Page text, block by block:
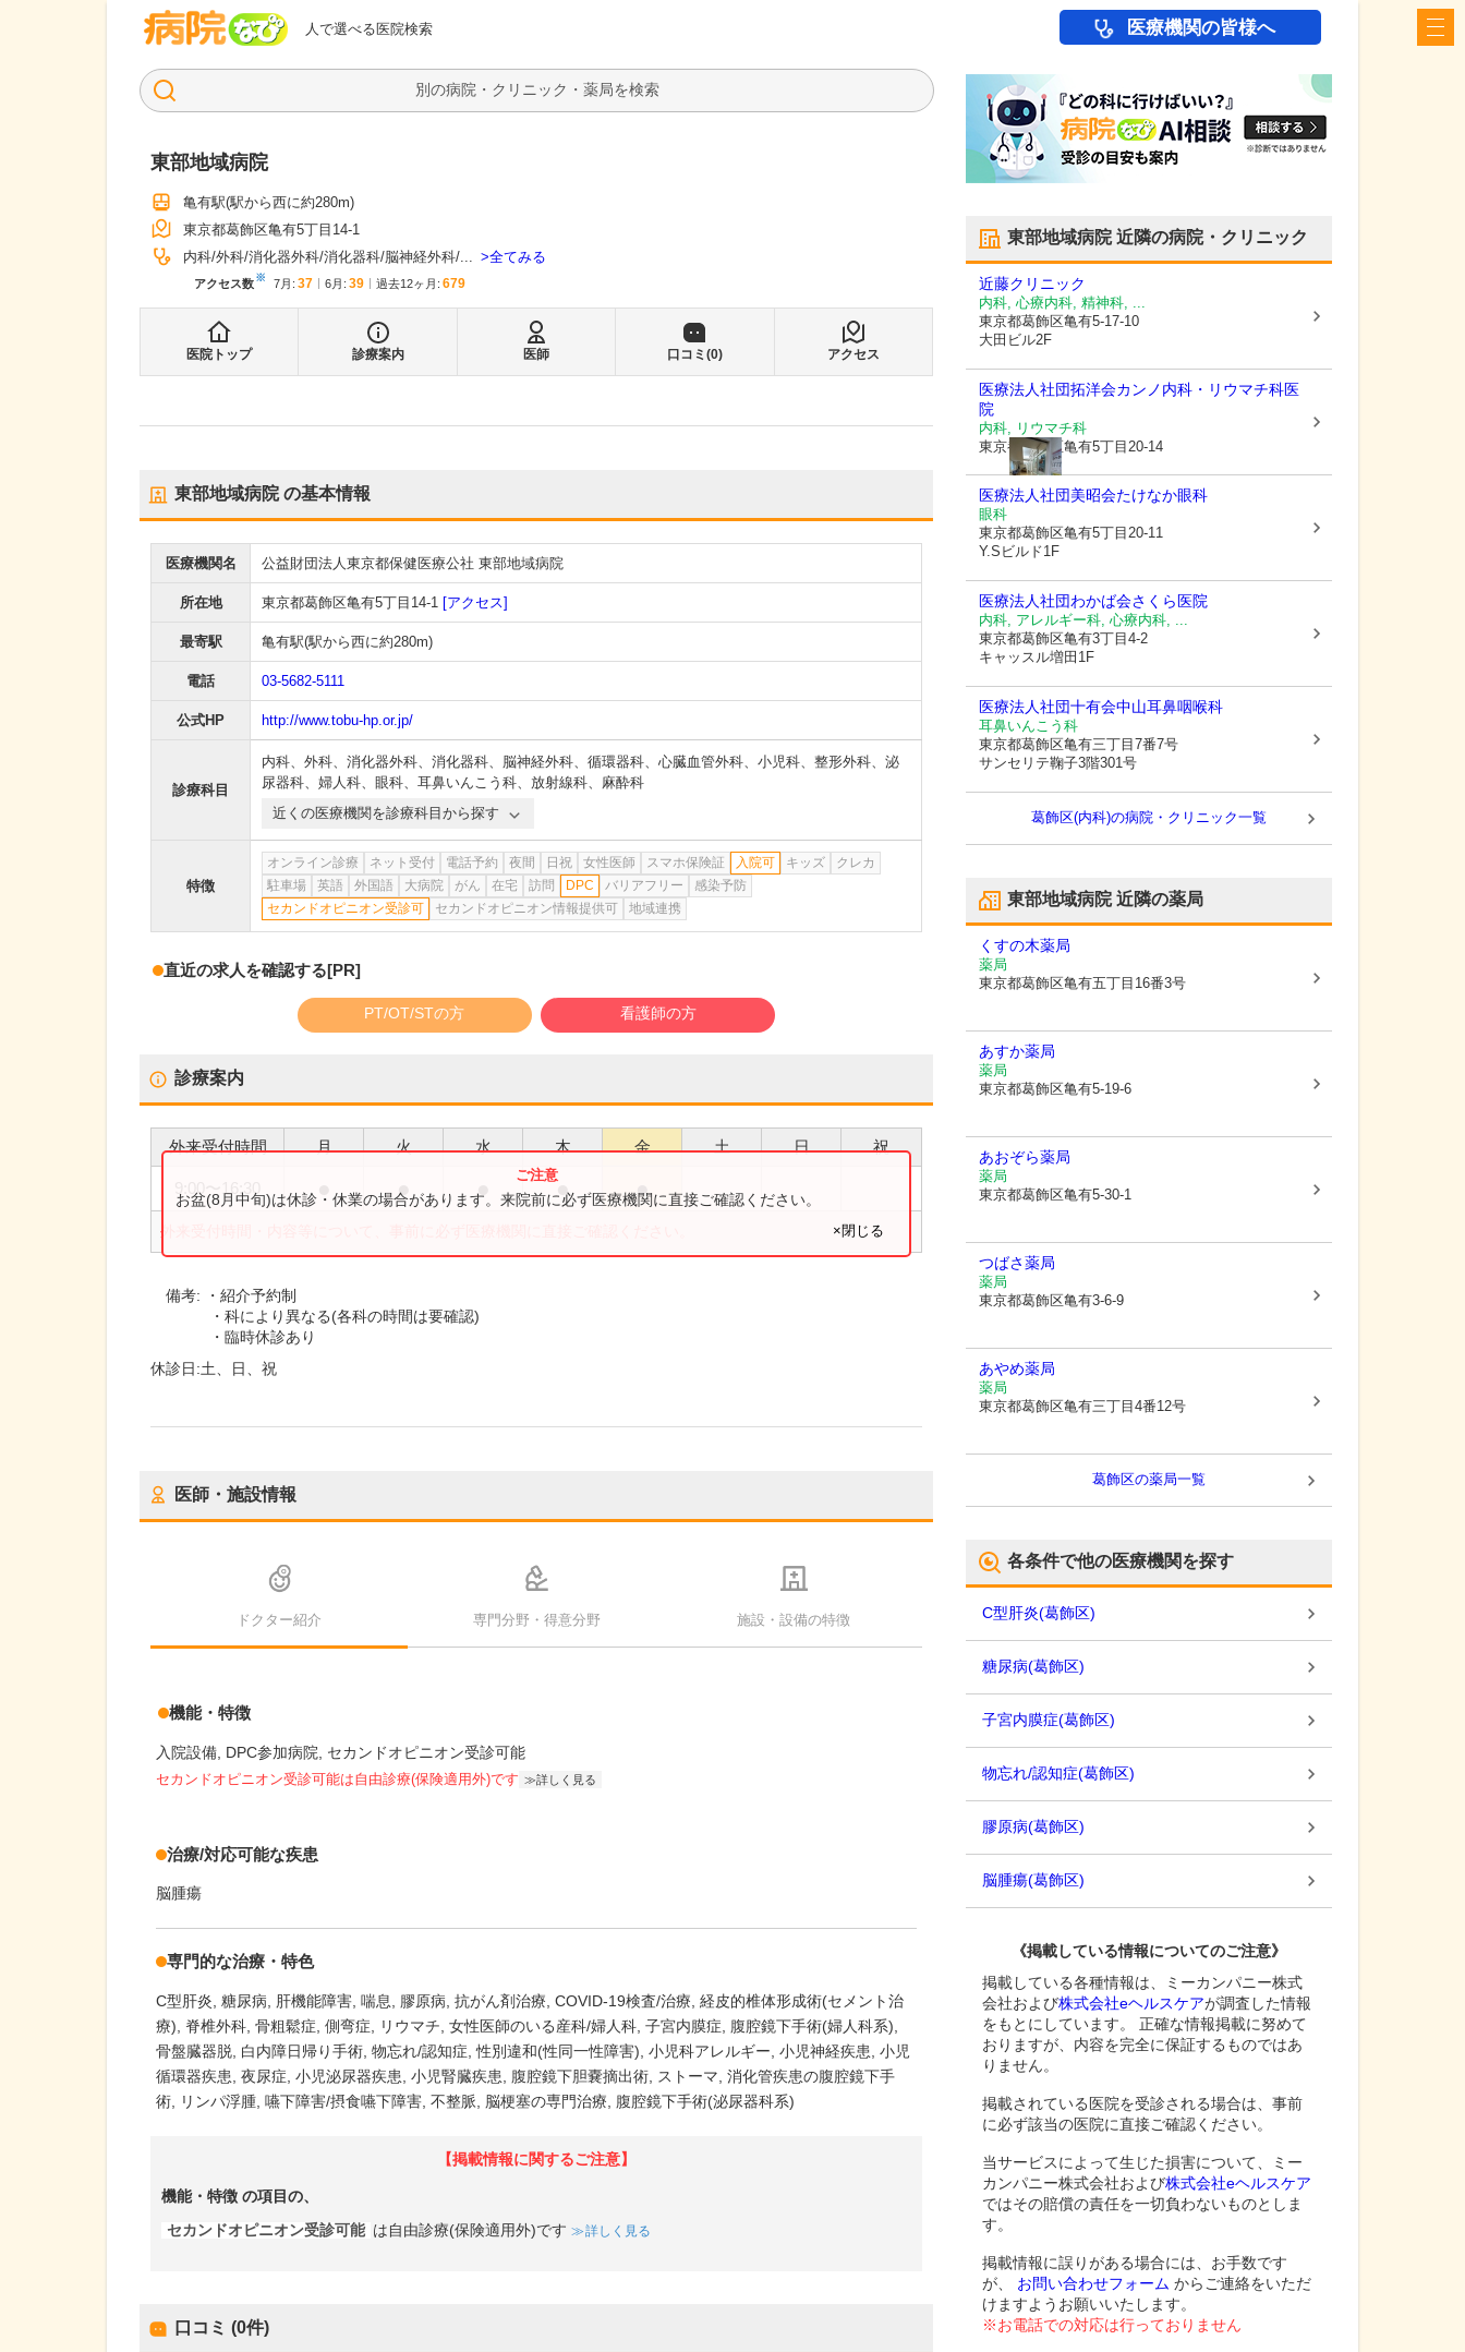
人で選べる医院検索
病院なび 医療機関の皆様へ
検索
東部地域病院
亀有駅(駅から西に約280m)
東京都葛飾区亀有5丁目14-1
内科 外科 消化器外科 消化器科 脳神経外科 ... 全てみる
アクセス数※ 7月 : 37 6月 : 39 過去12ヶ月: 679
医院トップ 診療案内 医師 口コミ(0) アクセス
東部地域病院の基本情報
医療機関名 公益財団法人東京都保健医療公社 東部地域病院
所在地 東京都葛飾区亀有5丁目14-1 [アクセス]
最寄駅 亀有駅(駅から西に約280m)
電話 03-5682-5111
公式HP http://www.tobu-hp.or.jp/
診療科目
内科、 外科、 消化器外科、 消化器科、 脳神経外科、 循環器科、 心臓血管外科、 小児科、 整形外科、 泌
尿器科、 婦人科、 眼科、 耳鼻いんこう科、 放射線科、 麻酔科
近くの医療機関を診療科目から探す
特徴
オンライン診療 ネット受付 電話予約 夜間 日祝 女性医師 スマホ保険証 入院可 キッズ
クレカ
駐車場
英語 外国語 大病院 がん 在宅 訪問 DPC バリアフリー
感染予防
セカンドオピニオン受診可
セカンドオピニオン情報提供可 地域連携
直近の求人を確認する[PR]
PT/OT/STの方 看護師の方
診療案内
外来受付時間 月 火 水 木 金 土 日 祝
9:00 16:30 ● ● ● ●
外来受付時間・内容等について、事前に必ず医療機関に直接ご確認ください。
お盆(8月中旬)は休診・休業の場合があります。来院前に必ず医療機関に直接ご確認ください。
×閉じる
備考:
・紹介予約制
・科により異なる(各科の時間は要確認)
・臨時休診あり
休診日:土、日、祝
医師・施設情報
ドクター紹介 専門分野・得意分野 施設・設備の特徴
機能・特徴
入院設備 DPC参加病院 セカンドオピニオン受診可能
セカンドオピニオン受診可能は自由診療(保険適用外)です 詳しく見る
治療/対応可能な疾患
脳腫瘍
専門的な治療・特色
C型肝炎 糖尿病 肝機能障害 喘息 膠原病 抗がん剤治療 COVID-19検査/治療 経皮的椎体形成術(セメント治
療)
脊椎外科 骨粗鬆症 側弯症 リウマチ 女性医師のいる産科/婦人科 子宮内膜症
腹腔鏡下手術(婦人科系)
骨盤臓器脱 白内障日帰り手術 物忘れ/認知症 性別違和(性同一性障害) 小児科アレルギー 小児神経疾患 小児
循環器疾患 夜尿症 小児泌尿器疾患 小児腎臓疾患 腹腔鏡下胆嚢摘出術 ストーマ 消化管疾患の腹腔鏡下手
術
リンパ浮腫 嚥下障害/摂食嚥下障害 不整脈 脳梗塞の専門治療 腹腔鏡下手術(泌尿器科系)
【掲載情報に関するご注意】
機能・特徴 の項目の、
セカンドオピニオン受診可能 は自由診療(保険適用外)です 詳しく見る
口コミ (0件)
東部地域病院近隣の病院・クリニック
近藤クリニック
内科, 心療内科, 精神科, ...
東京都葛飾区亀有5-17-10
大田ビル2F
医療法人社団拓洋会カンノ内科・リウマチ科医
院
内科, リウマチ科
東京都葛飾区亀有5丁目20-14
医療法人社団美昭会たけなか眼科
眼科
東京都葛飾区亀有5丁目20-11
Y.Sビルド1F
医療法人社団わかば会さくら医院
内科, アレルギー科, 心療内科, ...
東京都葛飾区亀有3丁目4-2
キャッスル増田1F
医療法人社団十有会中山耳鼻咽喉科
耳鼻いんこう科
東京都葛飾区亀有三丁目7番7号
サンセリテ鞠子3階301号
葛飾区(内科)の病院・クリニック一覧
東部地域病院近隣の薬局
くすの木薬局
薬局
東京都葛飾区亀有五丁目16番3号
あすか薬局
薬局
東京都葛飾区亀有5-19-6
あおぞら薬局
薬局
東京都葛飾区亀有5-30-1
つばさ薬局
薬局
東京都葛飾区亀有3-6-9
あやめ薬局
薬局
東京都葛飾区亀有三丁目4番12号
葛飾区の薬局一覧
各条件で他の医療機関を探す
C型肝炎(葛飾区)
糖尿病(葛飾区)
子宮内膜症(葛飾区)
物忘れ/認知症(葛飾区)
膠原病(葛飾区)
脳腫瘍(葛飾区)
《掲載している情報についてのご注意》
掲載している各種情報は、ミーカンパニー株式
会社および株式会社eヘルスケアが調査した情報
をもとにしています。 正確な情報掲載に努めて
おりますが、内容を完全に保証するものではあ
りません。
掲載されている医院を受診される場合は、事前
に必ず該当の医院に直接ご確認ください。
当サービスによって生じた損害について、ミー
カンパニー株式会社および株式会社eヘルスケア
ではその賠償の責任を一切負わないものとしま
す。
掲載情報に誤りがある場合には、お手数です
が、
お問い合わせフォーム からご連絡をいただ
けますようお願いいたします。
※お電話での対応は行っておりません